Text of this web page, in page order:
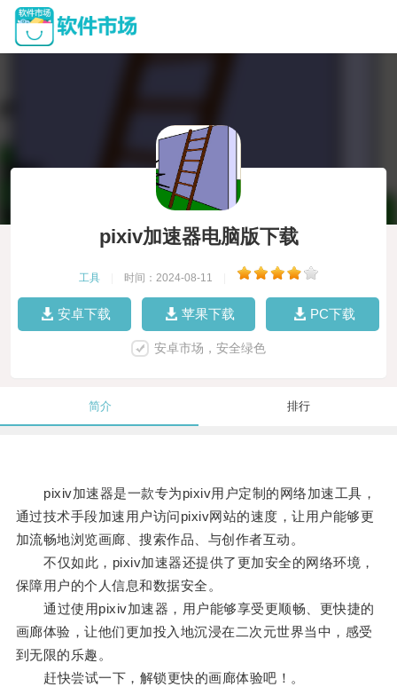
pixiv加速器电脑版下载
工具 时间：2024-08-11
安卓下载 苹果下载 PC下载
安卓市场，安全绿色
简介 排行
pixiv加速器是一款专为pixiv用户定制的网络加速工具，
通过技术手段加速用户访问pixiv网站的速度，让用户能够更
加流畅地浏览画廊、搜索作品、与创作者互动。
不仅如此，pixiv加速器还提供了更加安全的网络环境，
保障用户的个人信息和数据安全。
通过使用pixiv加速器，用户能够享受更顺畅、更快捷的
画廊体验，让他们更加投入地沉浸在二次元世界当中，感受
到无限的乐趣。
赶快尝试一下，解锁更快的画廊体验吧！。